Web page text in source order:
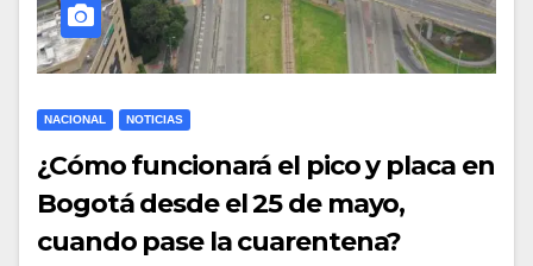
NACIONAL NOTICIAS
¿Cómo funcionará el pico y placa en
Bogotá desde el 25 de mayo,
cuando pase la cuarentena?